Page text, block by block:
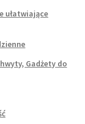
ułatwiające
Gadżety do